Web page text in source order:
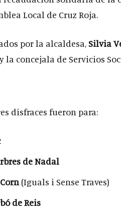
Local de Cruz Roja.
por la alcaldesa,Silvia
la concejala de Servicios
disfraces fueron para:
de Nadal
(Iguals i Sense Traves)
de Reis